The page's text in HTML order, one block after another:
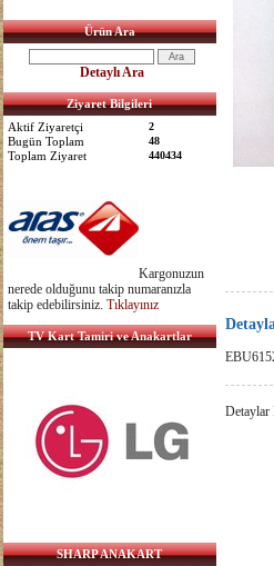
Ürün Ara
Detaylı Ara
Ziyaret Bilgileri
Aktif Ziyaretçi
2
Bugün Toplam 48
Toplam Ziyaret 440434
Kargonuzun
nerede olduğunu takip numaranızla
takip edebilirsiniz. Tıklayınız
TV Kart Tamiri ve Anakartlar
SHARP ANAKART
Detaylar